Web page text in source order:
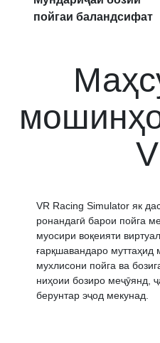
пойгаи баландсифат
VR Racing Simulator як
ронандагӣ барои пойга
муосири воқеияти
ғарқшавандаро муттаҳид
мухлисони пойга ва
ниҳоии бозиро меҷӯянд,
берунтар эҷод мекунад.